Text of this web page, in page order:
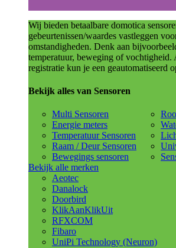
Wij bieden betaalbare domotica
gebeurtenissen/waardes vastleggen
omstandigheden. Denk aan
temperatuur, beweging of vochtigheid.
registratie kun je een geautomatiseerd
Bekijk alles van Sensoren
Multi Sensoren
Energie meters
Temperatuur Sensoren
Raam / Deur Sensoren
Bewegings sensoren
Bekijk alle merken
Aeotec
Danalock
Doorbird
KlikAanKlikUit
RFXCOM
Fibaro
UniPi Technology (Neuron)